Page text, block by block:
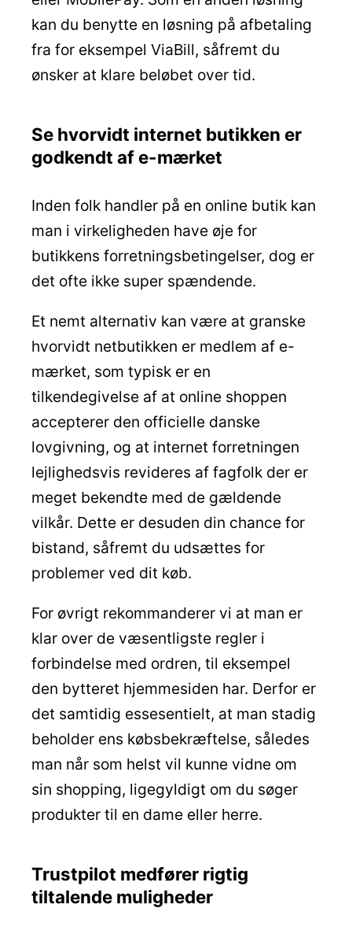
kan du benytte en løsning på afbetaling
fra for eksempel ViaBill, såfremt du
ønsker at klare beløbet over tid.
Se hvorvidt internet butikken er
godkendt af e-mærket
Inden folk handler på en online butik kan
man i virkeligheden have øje for
butikkens forretningsbetingelser, dog er
det ofte ikke super spændende.
Et nemt alternativ kan være at granske
hvorvidt netbutikken er medlem af e-
mærket, som typisk er en
tilkendegivelse af at online shoppen
accepterer den officielle danske
lovgivning, og at internet forretningen
lejlighedsvis revideres af fagfolk der er
meget bekendte med de gældende
vilkår. Dette er desuden din chance for
bistand, såfremt du udsættes for
problemer ved dit køb.
For øvrigt rekommanderer vi at man er
klar over de væsentligste regler i
forbindelse med ordren, til eksempel
den bytteret hjemmesiden har. Derfor er
det samtidig essesentielt, at man stadig
beholder ens købsbekræftelse, således
man når som helst vil kunne vidne om
sin shopping, ligegyldigt om du søger
produkter til en dame eller herre.
Trustpilot medfører rigtig
tiltalende muligheder